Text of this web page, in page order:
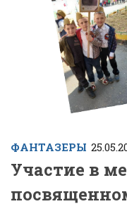
ФАНТАЗЕРЫ
Участие в